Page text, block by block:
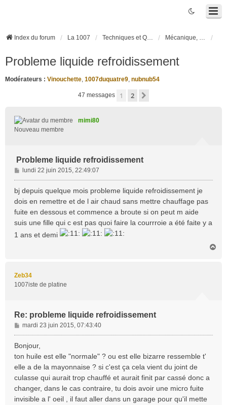
Index du forum La 1007 Techniques et Questions Mécanique, liaison au sol et pneumatiques
Probleme liquide refroidissement
Modérateurs : Vinouchette, 1007duquatre9, nubnub54
47 messages 1 2
mimi80
Nouveau membre
Probleme liquide refroidissement
M
e
s
s
g
e
lundi 22 juin 2015, 22:49:07
bj depuis quelque mois probleme liquide refroidissement je
dois en remettre et de l air chaud sans mettre chauffage pas
fuite en dessous et commence a broute si on peut m aide
suis une fille qui c est pas quoi faire la courrroie a été faite y a
1 ans et demi
Zeb34
1007iste de platine
Re: probleme liquide refroidissement
M
e
s
g
e
mardi 23 juin 2015, 07:43:40
Bonjour,
ton huile est elle "normale" ? ou est elle bizarre ressemble t'
elle a de la mayonnaise ? si c'est ça cela vient du joint de
culasse qui aurait trop chauffé et aurait finit par cassé donc a
changer, dans le cas contraire, tu dois avoir une micro fuite
invisible a l' oeil , il faut aller dans un garage pour qu'il mette